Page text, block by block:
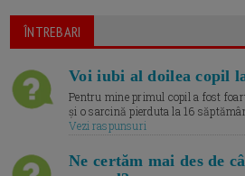
ÎNTREBARI
Voi iubi al doilea copil
Pentru mine primul copil a fost
și o sarcină pierduta la 16
Vezi raspunsuri
Ne certăm mai des de